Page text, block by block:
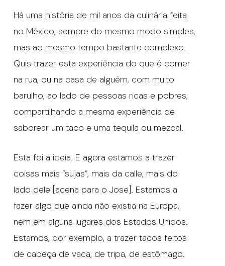
Há uma história de mil anos da culinária feita
no México, sempre do mesmo modo simples,
mas ao mesmo tempo bastante complexo.
Quis trazer esta experiência do que é comer
na rua, ou na casa de alguém, com muito
barulho, ao lado de pessoas ricas e pobres,
compartilhando a mesma experiência de
saborear um taco e uma tequila ou mezcal.
Esta foi a ideia. E agora estamos a trazer
coisas mais “sujas”, mais da calle, mais do
lado dele [acena para o Jose]. Estamos a
fazer algo que ainda não existia na Europa,
nem em alguns lugares dos Estados Unidos.
Estamos, por exemplo, a trazer tacos feitos
de cabeça de vaca, de tripa, de estômago.